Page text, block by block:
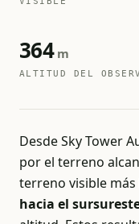
364m
ALTITUD DEL
Desde Sky Tower
por el terreno
terreno visible
hacia el